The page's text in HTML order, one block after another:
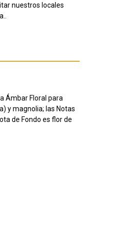
nuestros locales
Ámbar Floral para
y magnolia; las Notas
de Fondo es flor de